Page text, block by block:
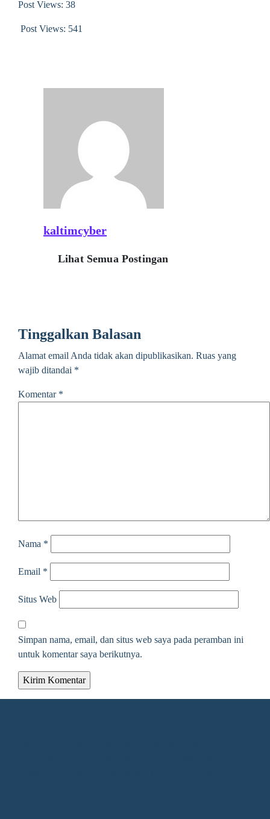
Post Views: 38
Post Views: 541
kaltimcyber
Lihat Semua Postingan
Tinggalkan Balasan
Alamat email Anda tidak akan dipublikasikan. Ruas yang
wajib ditandai *
Komentar *
Nama *
Email *
Situs Web
Simpan nama, email, dan situs web saya pada peramban ini
untuk komentar saya berikutnya.